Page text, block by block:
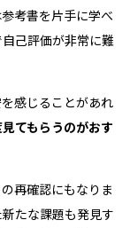
考書を片手に学べ
己評価が非常に難
感じることがあれ
てもらうのがおす
再確認にもなりま
たな課題も発見す